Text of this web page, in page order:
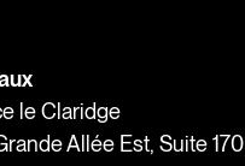
le Claridge
Allée Est, Suite 170